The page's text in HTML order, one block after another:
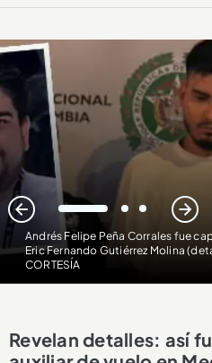
Andrés Felipe Peña Corrales fue
Eric Fernando Gutiérrez Molina
CORTESÍA
1 2 3
Revelan detalles: así